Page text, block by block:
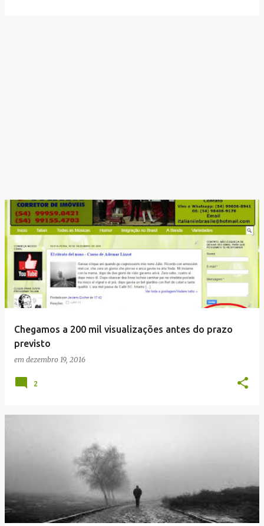
Chegamos a 200 mil visualizações antes do prazo
previsto
em dezembro 19, 2016
2